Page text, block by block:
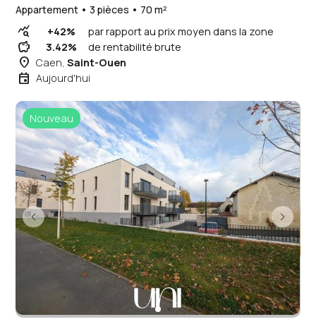
Appartement • 3 pièces • 70 m²
query_stats +42% par rapport au prix moyen dans la zone
savings 3.42% de rentabilité brute
place Caen,Saint-Ouen
event Aujourd'hui
Nouveau